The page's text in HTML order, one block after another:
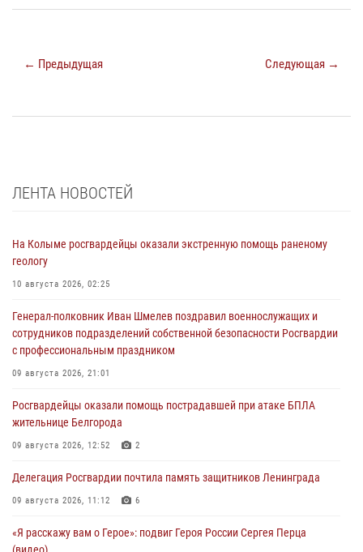
← Предыдущая Следующая →
ЛЕНТА НОВОСТЕЙ
На Колыме росгвардейцы оказали экстренную помощь раненому
геологу
10 августа 2026, 02:25
Генерал-полковник Иван Шмелев поздравил военнослужащих и
сотрудников подразделений собственной безопасности Росгвардии
с профессиональным праздником
09 августа 2026, 21:01
Росгвардейцы оказали помощь пострадавшей при атаке БПЛА
жительнице Белгорода
09 августа 2026, 12:52 2
Делегация Росгвардии почтила память защитников Ленинграда
09 августа 2026, 11:12 6
«Я расскажу вам о Герое»: подвиг Героя России Сергея Перца
(видео)